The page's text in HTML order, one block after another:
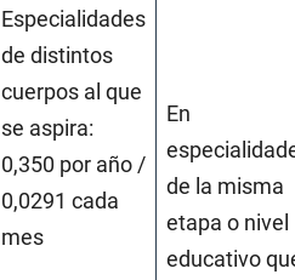
Especialidades
de distintos
cuerpos al que
se aspira:
0,350 por año /
0,0291 cada
mes
En
de la misma
etapa o nivel
educativo